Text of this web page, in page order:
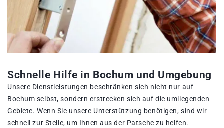
Schnelle Hilfe in Bochum und Umgebung
Unsere Dienstleistungen beschränken sich nicht nur auf
Bochum selbst, sondern erstrecken sich auf die umliegenden
Gebiete. Wenn Sie unsere Unterstützung benötigen, sind wir
schnell zur Stelle, um Ihnen aus der Patsche zu helfen.